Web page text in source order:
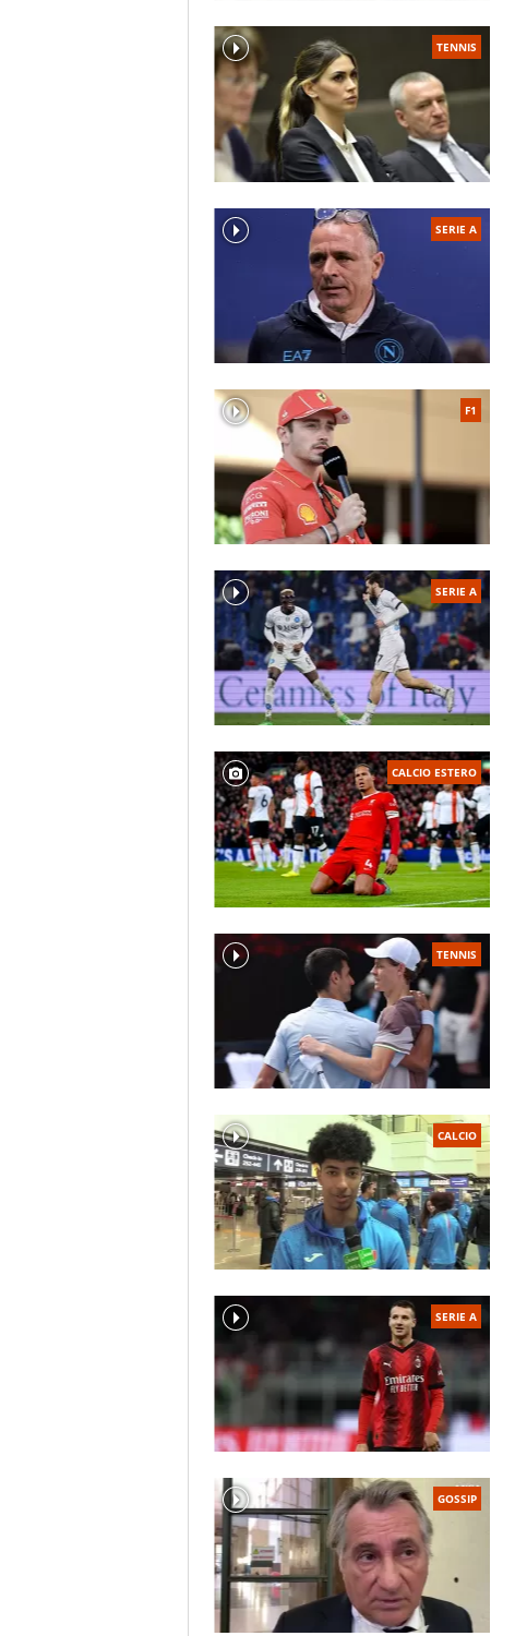
TENNIS
SERIE A
F1
SERIE A
CALCIO ESTERO
TENNIS
CALCIO
SERIE A
GOSSIP